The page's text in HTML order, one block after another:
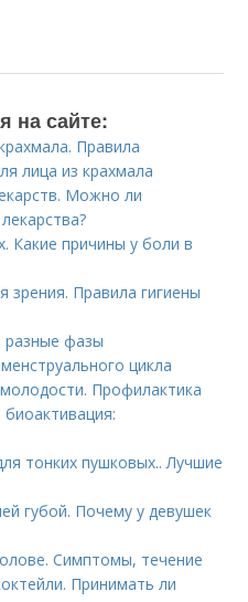
на сайте:
Правила
лица из крахмала
Можно ли
Какие причины у боли в
зрения. Правила гигиены
разные фазы
цикла
Профилактика
тонких пушковых.. Лучшие
губой. Почему у девушек
Cимптомы, течение
Принимать ли